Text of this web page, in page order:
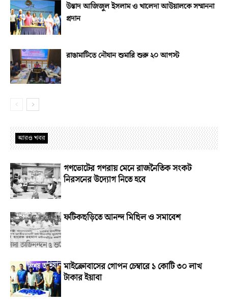
উস্তাদ আজিজুল ইসলাম ও খালেদা আউয়ালকে সম্মাননা
প্রদান
রাঙামাটিতে নৌযান শুমারি শুরু ২০ আগস্ট
আরও খবর
গণভোটের গণরায় মেনে রাজনৈতিক সংকট
নিরসনের উদ্যোগ নিতে হবে
ফটিকছড়িতে আনন্দ মিছিল ও সমাবেশ
মাইক্রোবাসের গোপন চেম্বারে ১ কোটি ৩০ লাখ
টাকার ইয়াবা